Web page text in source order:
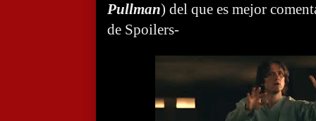
Pullman) del que es mejor
de Spoilers-